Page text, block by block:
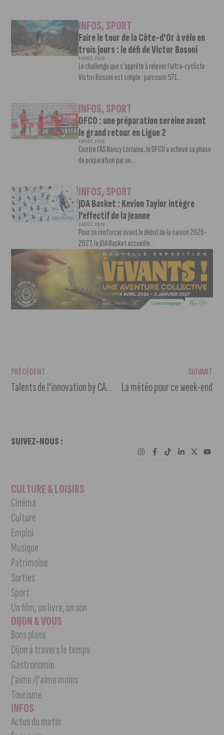
INFOS,SPORT
Faire le tour de la Côte-d’Or à vélo en
trois jours : le défi de Victor Bosoni
5 AOÛT, 2026
Le challenge que s’apprête à relever l’ultra-cycliste
Victor Bosoni est simple : parcourir 571...
INFOS,SPORT
DFCO : une préparation sereine avant
le grand retour en Ligue 2
3 AOÛT, 2026
Contre l’AS Nancy Lorraine, le DFCO a achevé sa phase
de préparation par un...
INFOS,SPORT
JDA Basket : Kevion Taylor intègre
l’effectif de la Jeanne
3 AOÛT, 2026
Pour se renforcer avant le début de la saison 2026-
2027, la JDA Basket accueille...
PRÉCÉDENT
Talents de l’innovation by CACB : 9 lauréats ont été récompensés à la BSB
SUIVANT
La météo pour ce week-end
SUIVEZ-NOUS :
CULTURE & LOISIRS
Cinéma
Culture
Emploi
Musique
Patrimoine
Sorties
Sport
Un film, un livre, un son
DIJON & VOUS
Bons plans
Dijon à travers le temps
Gastronomie
J’aime /J’aime moins
Tourisme
INFOS
Actus du matin